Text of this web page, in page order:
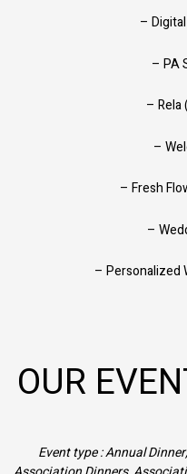
–
– PA
– Rela
–
– Fresh
–
– Personalized
OUR
Event type : Annual